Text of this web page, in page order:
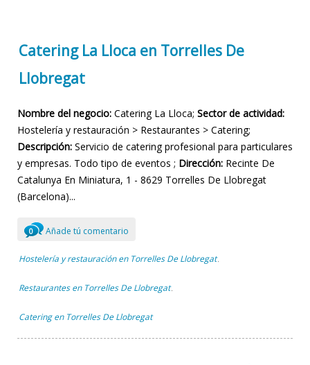
Catering La Lloca en Torrelles De
Llobregat
Nombre del negocio: Catering La Lloca; Sector de actividad:
Hostelería y restauración > Restaurantes > Catering;
Descripción: Servicio de catering profesional para particulares
y empresas. Todo tipo de eventos ; Dirección: Recinte De
Catalunya En Miniatura, 1 - 8629 Torrelles De Llobregat
(Barcelona)...
0 Añade tú comentario
Hostelería y restauración en Torrelles De Llobregat ,
Restaurantes en Torrelles De Llobregat ,
Catering en Torrelles De Llobregat